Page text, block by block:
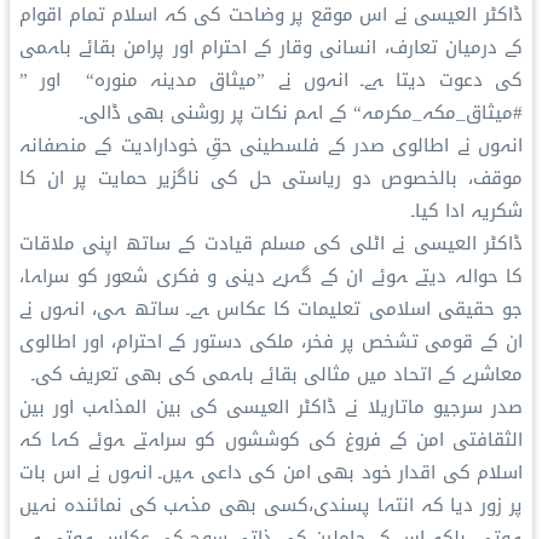
ڈاکٹر العیسی نے اس موقع پر وضاحت کی کہ اسلام تمام اقوام
کے درمیان تعارف، انسانی وقار کے احترام اور پرامن بقائے باہمی
کی دعوت دیتا ہے۔ انہوں نے ”میثاق مدینہ منورہ“ اور ”
#میثاق_مکہ_مکرمہ“ کے اہم نکات پر روشنی بھی ڈالی۔
انہوں نے اطالوی صدر کے فلسطینی حقِ خودارادیت کے منصفانہ
موقف، بالخصوص دو ریاستی حل کی ناگزیر حمایت پر ان کا
شکریہ ادا کیا۔
ڈاکٹر العیسی نے اٹلی کی مسلم قیادت کے ساتھ اپنی ملاقات
کا حوالہ دیتے ہوئے ان کے گہرے دینی و فکری شعور کو سراہا،
جو حقیقی اسلامی تعلیمات کا عکاس ہے۔ ساتھ ہی، انہوں نے
ان کے قومی تشخص پر فخر، ملکی دستور کے احترام، اور اطالوی
معاشرے کے اتحاد میں مثالی بقائے باہمی کی بھی تعریف کی۔
صدر سرجیو ماتاریلا نے ڈاکٹر العیسی کی بین المذاہب اور بین
الثقافتی امن کے فروغ کی کوششوں کو سراہتے ہوئے کہا کہ
اسلام کی اقدار خود بھی امن کی داعی ہیں۔ انہوں نے اس بات
پر زور دیا کہ انتہا پسندی،کسی بھی مذہب کی نمائندہ نہیں